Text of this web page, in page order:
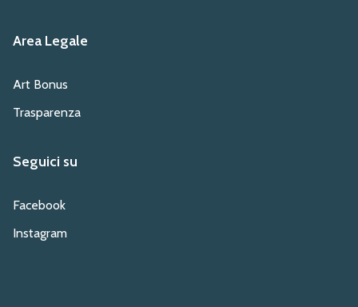
Area Legale
Art Bonus
Trasparenza
Seguici su
Facebook
Instagram